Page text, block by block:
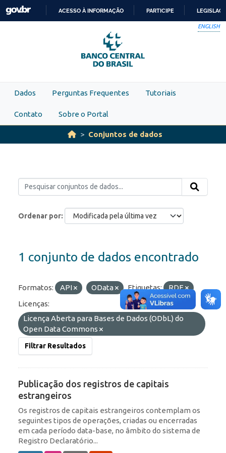
Skip to main content
PARA
O
CONTEÚDO
ACESSO À INFORMAÇÃO PARTICIPE
ENGLISH
Dados Perguntas Frequentes Tutoriais
Contato Sobre o Portal
Conjuntos de dados
Ordenar por
1 conjunto de dados encontrado
Formatos: API OData Etiquetas:
RDE
Licenças:
Licença Aberta para Bases de Dados (ODbL) do
Open Data Commons
Filtrar Resultados
Publicação dos registros de capitais
estrangeiros
Os registros de capitais estrangeiros contemplam os
seguintes tipos de operações, criadas ou encerradas
em cada período data-base, no âmbito do sistema de
Registro Declaratório...